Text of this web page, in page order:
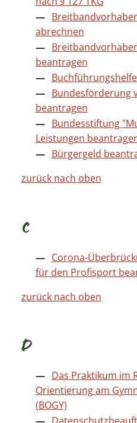
abrechnen
beantragen
Bundesförderung
beantragen
Bundesstiftung
Leistungen
Bürgergeld
zurück nach oben
C
Corona-
für den Profisport
zurück nach oben
D
Das Praktikum im
Orientierung am
(BOGY)